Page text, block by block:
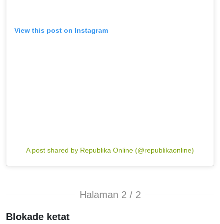
View this post on Instagram
A post shared by Republika Online (@republikaonline)
Halaman 2 / 2
Blokade ketat